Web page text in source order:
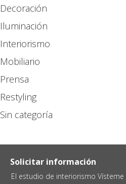
Decoración
Iluminación
Interiorismo
Mobiliario
Prensa
Restyling
Sin categoría
Solicitar información
El estudio de interiorismo